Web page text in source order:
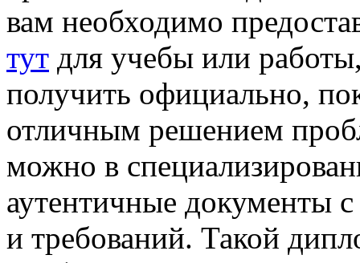
вам необходимо
тут для учебы или
получить официально,
отличным решением
можно в
аутентичные документы
и требований. Такой